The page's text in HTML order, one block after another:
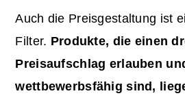
Auch die Preisgestaltung ist
Filter. Produkte, die einen
Preisaufschlag erlauben
wettbewerbsfähig sind,